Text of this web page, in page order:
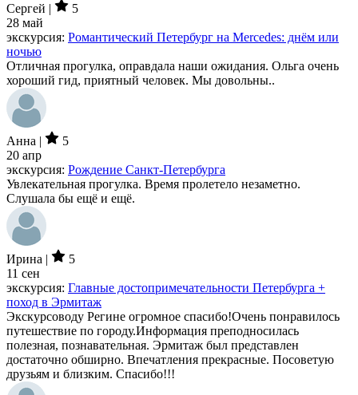
Сергей |
5
28 май
экскурсия: Романтический Петербург на Mercedes: днём или
ночью
Отличная прогулка, оправдала наши ожидания. Ольга очень
хороший гид, приятный человек. Мы довольны..
Анна |
5
20 апр
экскурсия: Рождение Санкт-Петербурга
Увлекательная прогулка. Время пролетело незаметно.
Слушала бы ещё и ещё.
Ирина |
5
11 сен
экскурсия: Главные достопримечательности Петербурга +
поход в Эрмитаж
Экскурсоводу Регине огромное спасибо!Очень понравилось
путешествие по городу.Информация преподносилась
полезная, познавательная. Эрмитаж был представлен
достаточно обширно. Впечатления прекрасные. Посоветую
друзьям и близким. Спасибо!!!